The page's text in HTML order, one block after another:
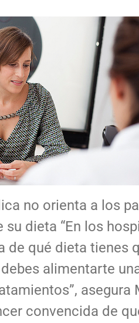
no orienta a los
su dieta “En los
de qué dieta tienes
alimentarte
asegura
convencida de